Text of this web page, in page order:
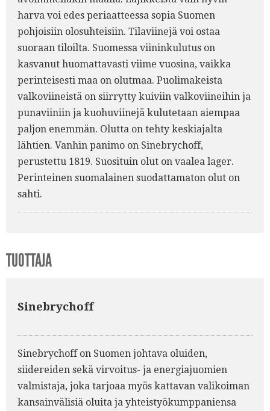
harva voi edes periaatteessa sopia Suomen
pohjoisiin olosuhteisiin. Tilaviinejä voi ostaa
suoraan tiloilta. Suomessa viininkulutus on
kasvanut huomattavasti viime vuosina, vaikka
perinteisesti maa on olutmaa. Puolimakeista
valkoviineistä on siirrytty kuiviin valkoviineihin ja
punaviiniin ja kuohuviinejä kulutetaan aiempaa
paljon enemmän. Olutta on tehty keskiajalta
lähtien. Vanhin panimo on Sinebrychoff,
perustettu 1819. Suosituin olut on vaalea lager.
Perinteinen suomalainen suodattamaton olut on
sahti.
TUOTTAJA
Sinebrychoff
Sinebrychoff on Suomen johtava oluiden,
siidereiden sekä virvoitus- ja energiajuomien
valmistaja, joka tarjoaa myös kattavan valikoiman
kansainvälisiä oluita ja yhteistyökumppaniensa